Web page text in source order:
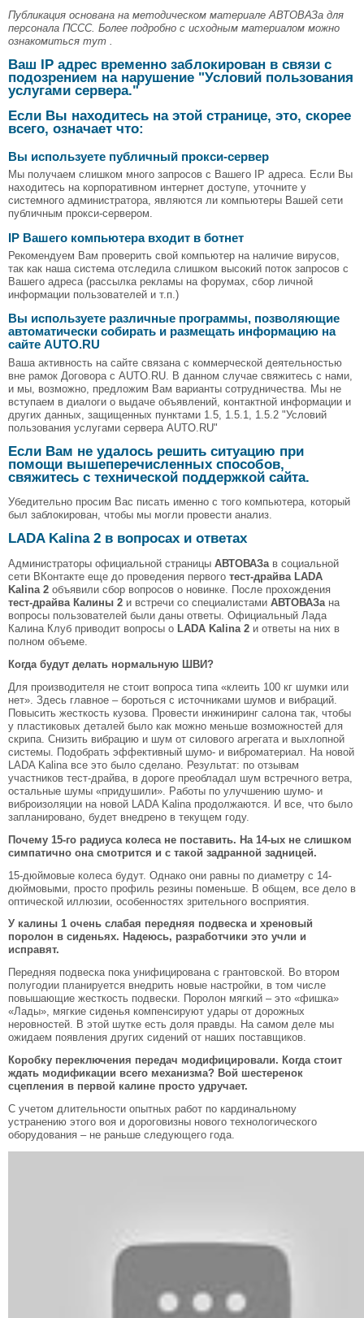
Публикация основана на методическом материале АВТОВАЗа для
персонала ПССС. Более подробно с исходным материалом можно
ознакомиться тут .
Ваш IP адрес временно заблокирован в связи с
подозрением на нарушение "Условий пользования
услугами сервера."
Если Вы находитесь на этой странице, это, скорее
всего, означает что:
Вы используете публичный прокси-сервер
Мы получаем слишком много запросов с Вашего IP адреса. Если Вы
находитесь на корпоративном интернет доступе, уточните у
системного администратора, являются ли компьютеры Вашей сети
публичным прокси-сервером.
IP Вашего компьютера входит в ботнет
Рекомендуем Вам проверить свой компьютер на наличие вирусов,
так как наша система отследила слишком высокий поток запросов с
Вашего адреса (рассылка рекламы на форумах, сбор личной
информации пользователей и т.п.)
Вы используете различные программы, позволяющие
автоматически собирать и размещать информацию на
сайте AUTO.RU
Ваша активность на сайте связана с коммерческой деятельностью
вне рамок Договора с AUTO.RU. В данном случае свяжитесь с нами,
и мы, возможно, предложим Вам варианты сотрудничества. Мы не
вступаем в диалоги о выдаче объявлений, контактной информации и
других данных, защищенных пунктами 1.5, 1.5.1, 1.5.2 "Условий
пользования услугами сервера AUTO.RU"
Если Вам не удалось решить ситуацию при
помощи вышеперечисленных способов,
свяжитесь с технической поддержкой сайта.
Убедительно просим Вас писать именно с того компьютера, который
был заблокирован, чтобы мы могли провести анализ.
LADA Kalina 2 в вопросах и ответах
Администраторы официальной страницы АВТОВАЗа в социальной
сети ВКонтакте еще до проведения первого тест-драйва LADA
Kalina 2 объявили сбор вопросов о новинке. После прохождения
тест-драйва Калины 2 и встречи со специалистами АВТОВАЗа на
вопросы пользователей были даны ответы. Официальный Лада
Калина Клуб приводит вопросы о LADA Kalina 2 и ответы на них в
полном объеме.
Когда будут делать нормальную ШВИ?
Для производителя не стоит вопроса типа «клеить 100 кг шумки или
нет». Здесь главное – бороться с источниками шумов и вибраций.
Повысить жесткость кузова. Провести инжиниринг салона так, чтобы
у пластиковых деталей было как можно меньше возможностей для
скрипа. Снизить вибрацию и шум от силового агрегата и выхлопной
системы. Подобрать эффективный шумо- и виброматериал. На новой
LADA Kalina все это было сделано. Результат: по отзывам
участников тест-драйва, в дороге преобладал шум встречного ветра,
остальные шумы «придушили». Работы по улучшению шумо- и
виброизоляции на новой LADA Kalina продолжаются. И все, что было
запланировано, будет внедрено в текущем году.
Почему 15-го радиуса колеса не поставить. На 14-ых не слишком
симпатично она смотрится и с такой задранной задницей.
15-дюймовые колеса будут. Однако они равны по диаметру с 14-
дюймовыми, просто профиль резины поменьше. В общем, все дело в
оптической иллюзии, особенностях зрительного восприятия.
У калины 1 очень слабая передняя подвеска и хреновый
поролон в сиденьях. Надеюсь, разработчики это учли и
исправят.
Передняя подвеска пока унифицирована с грантовской. Во втором
полугодии планируется внедрить новые настройки, в том числе
повышающие жесткость подвески. Поролон мягкий – это «фишка»
«Лады», мягкие сиденья компенсируют удары от дорожных
неровностей. В этой шутке есть доля правды. На самом деле мы
ожидаем появления других сидений от наших поставщиков.
Коробку переключения передач модифицировали. Когда стоит
ждать модификации всего механизма? Вой шестеренок
сцепления в первой калине просто удручает.
С учетом длительности опытных работ по кардинальному
устранению этого воя и дороговизны нового технологического
оборудования – не раньше следующего года.